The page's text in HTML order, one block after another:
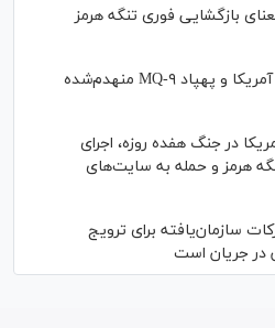
بازگشایی فوری تنگه هرمز
اولین تصاویر لاشه F-۱۵ آمریکا و پهپاد MQ-۹ منهدم‌شده
در جنگ هفده روزه، اجرای
هرمز و حمله به سایت‌های
سازمان‌یافته برای ترویج
در جریان است